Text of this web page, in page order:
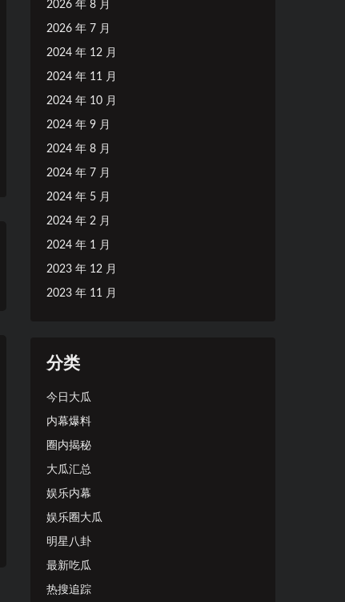
2026 年 8 月
2026 年 7 月
2024 年 12 月
2024 年 11 月
2024 年 10 月
2024 年 9 月
2024 年 8 月
2024 年 7 月
2024 年 5 月
2024 年 2 月
2024 年 1 月
2023 年 12 月
2023 年 11 月
分类
今日大瓜
内幕爆料
圈内揭秘
大瓜汇总
娱乐内幕
娱乐圈大瓜
明星八卦
最新吃瓜
热搜追踪